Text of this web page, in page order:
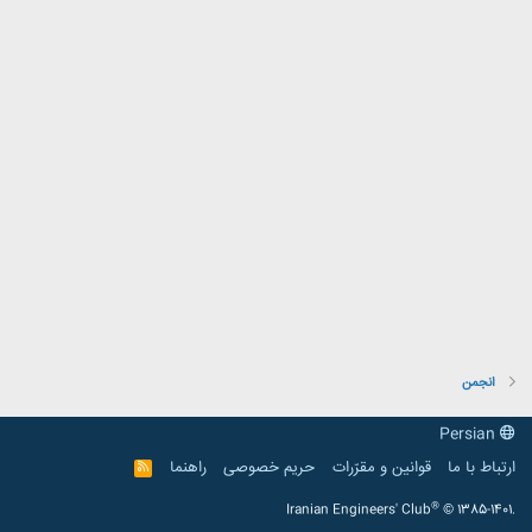
انجمن
ارتباط با ما
قوانین و مقرّرات حریم خصوصی راهنما
R
S
Iranian Engineers' Club® © 1385-1401.